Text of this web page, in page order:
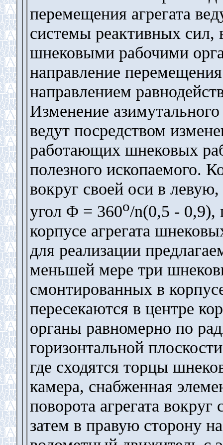
перемещения агрегата
системы реактивных
шнековыми рабочими
направление перемещения
направлением
Изменение
ведут посредством
работающих шнековых
полезного ископаемого.
вокруг своей оси в
угол Φ = 360o/n(0,5 - 0,9),
корпусе агрегата
для реализации
меньшей мере три
смонтированных в
пересекаются в центре
органы равномерно по
горизонтальной
где сходятся торцы
камера, снабженная
поворота агрегата
затем в правую сторону